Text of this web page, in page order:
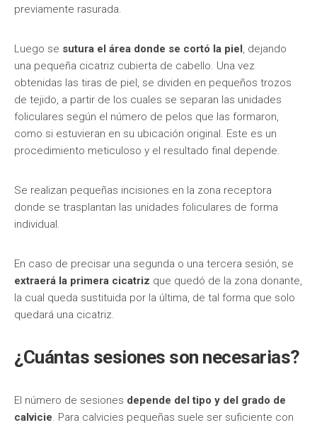
previamente rasurada.
Luego se sutura el área donde se cortó la piel, dejando
una pequeña cicatriz cubierta de cabello. Una vez
obtenidas las tiras de piel, se dividen en pequeños trozos
de tejido, a partir de los cuales se separan las unidades
foliculares según el número de pelos que las formaron,
como si estuvieran en su ubicación original. Este es un
procedimiento meticuloso y el resultado final depende.
Se realizan pequeñas incisiones en la zona receptora
donde se trasplantan las unidades foliculares de forma
individual.
En caso de precisar una segunda o una tercera sesión, se
extraerá la primera cicatriz que quedó de la zona donante,
la cual queda sustituida por la última, de tal forma que solo
quedará una cicatriz.
¿Cuántas sesiones son necesarias?
El número de sesiones depende del tipo y del grado de
calvicie. Para calvicies pequeñas suele ser suficiente con